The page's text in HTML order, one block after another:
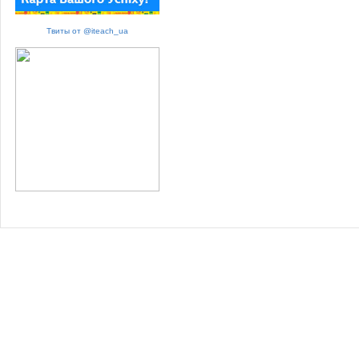
Твиты от @iteach_ua